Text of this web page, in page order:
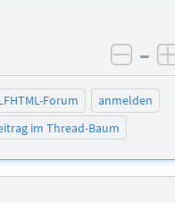
–
Forum
anmelden
im Thread-Baum